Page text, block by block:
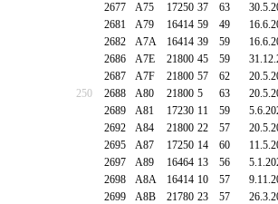
2677
A75 17250 37 63
2681
A79 16414 59 49
2682
A7A 16414 39 59
2686
A7E 21800 45 59
2687
A7F 21800 57 62
250
2688 A80 21800 5 63
2689
A81 17230 11 59
2692
A84 21800 22 57
2695
A87 17250 14 60
2697
A89 16464 13 56
2698
A8A 16414 10 57
2699
A8B 21780 23 57